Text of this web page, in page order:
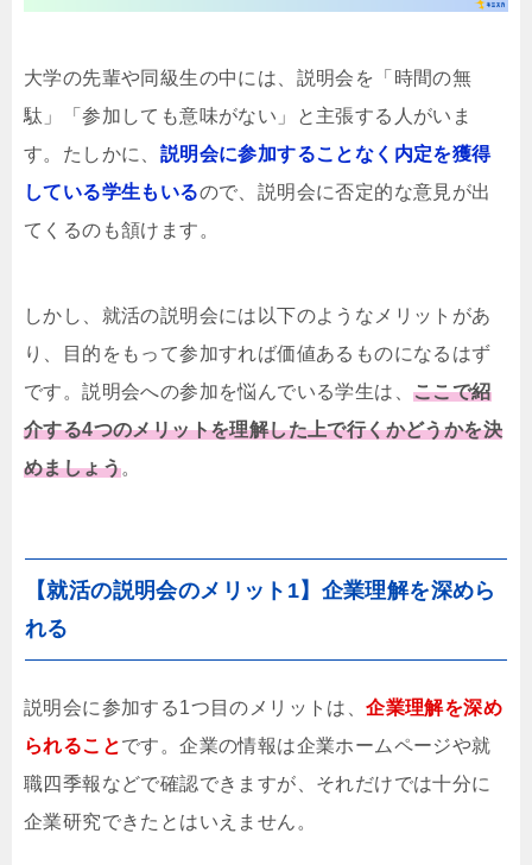
大学の先輩や同級生の中には、説明会を「時間の無
駄」「参加しても意味がない」と主張する人がいま
す。たしかに、 説明会に参加することなく内定を獲得
している学生もいるので、説明会に否定的な意見が出
てくるのも頷けます。
しかし、就活の説明会には以下のようなメリットがあ
り、目的をもって参加すれば価値あるものになるはず
です。説明会への参加を悩んでいる学生は、 ここで紹
介する4つのメリットを理解した上で行くかどうかを決
めましょう。
【就活の説明会のメリット1】企業理解を深めら
れる
説明会に参加する1つ目のメリットは、企業理解を深め
られることです。企業の情報は企業ホームページや就
職四季報などで確認できますが、それだけでは十分に
企業研究できたとはいえません。